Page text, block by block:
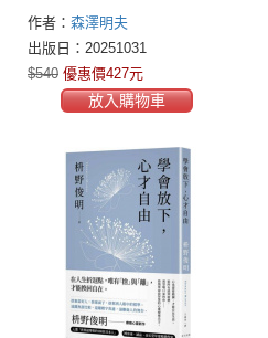
疑，笑中帶淚的閱讀體
驗！日本療癒文學代表森
澤明夫繼《星期三郵局》
最新力作
作者： 森澤明夫
出版日：20251031
$540 優惠價427元
放入購物車